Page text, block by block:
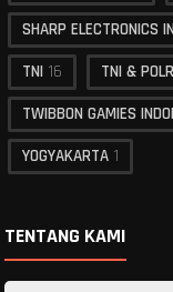
SHARP ELECTRONICS
TNI 16 TNI &
TWIBBON GAMIES
YOGYAKARTA 1
TENTANG KAMI